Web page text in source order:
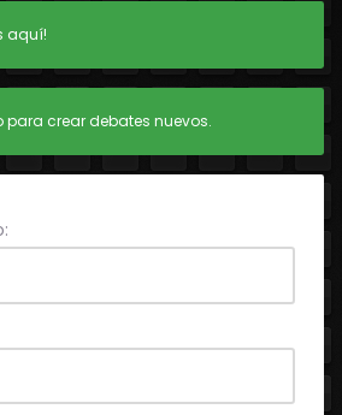
aquí!
para crear debates nuevos.